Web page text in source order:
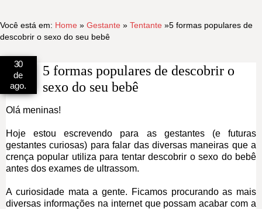
Você está em: Home » Gestante » Tentante »5 formas populares de
descobrir o sexo do seu bebê
30
de
ago.
5 formas populares de descobrir o
sexo do seu bebê
Olá meninas!
Hoje estou escrevendo para as gestantes (e futuras
gestantes curiosas) para falar das diversas maneiras que a
crença popular utiliza para tentar descobrir o sexo do bebê
antes dos exames de ultrassom.
A curiosidade mata a gente. Ficamos procurando as mais
diversas informações na internet que possam acabar com a